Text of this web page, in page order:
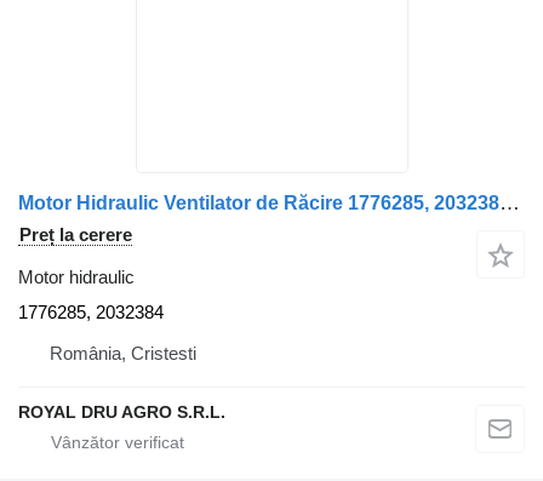
Motor Hidraulic Ventilator de Răcire 1776285, 2032384 pentru camion Scania 1776285 2032384
Preț la cerere
Motor hidraulic
1776285, 2032384
România, Cristesti
ROYAL DRU AGRO S.R.L.